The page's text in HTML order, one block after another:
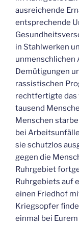
ausreichende
entsprechende
in Stahlwerken
unmenschlichen
Demütigungen
rassistischen
rechtfertigte das
tausend
Menschen
bei
sie schutzlos
gegen die
Ruhrgebiet
Ruhrgebiets auf
einen Friedhof
Kriegsopfer
einmal bei